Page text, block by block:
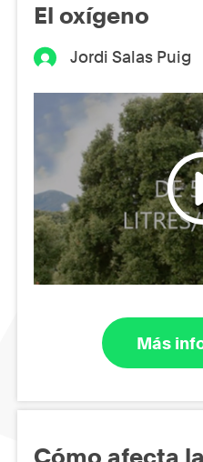
El oxígeno
Jordi Salas Puig
Más